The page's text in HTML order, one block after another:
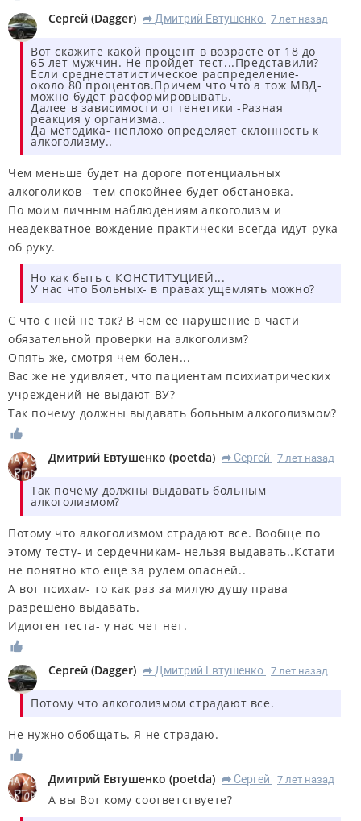
Сергей (Dagger) R Дмитрий Евтушенко 7 лет назад
Вот скажите какой процент в возрасте от 18 до
65 лет мужчин. Не пройдет тест...Представили?
Если среднестатистическое распределение-
около 80 процентов.Причем что что а тож МВД-
можно будет расформировывать.
Далее в зависимости от генетики -Разная
реакция у организма..
Да методика- неплохо определяет склонность к
алкоголизму..
Чем меньше будет на дороге потенциальных
алкоголиков - тем спокойнее будет обстановка.
По моим личным наблюдениям алкоголизм и
неадекватное вождение практически всегда идут рука
об руку.
Но как быть с КОНСТИТУЦИЕЙ...
У нас что Больных- в правах ущемлять можно?
С что с ней не так? В чем её нарушение в части
обязательной проверки на алкоголизм?
Опять же, смотря чем болен...
Вас же не удивляет, что пациентам психиатрических
учреждений не выдают ВУ?
Так почему должны выдавать больным алкоголизмом?
Дмитрий Евтушенко (poetda) R Сергей 7 лет назад
Так почему должны выдавать больным
алкоголизмом?
Потому что алкоголизмом страдают все. Вообще по
этому тесту- и сердечникам- нельзя выдавать..Кстати
не понятно кто еще за рулем опасней..
А вот психам- то как раз за милую душу права
разрешено выдавать.
Идиотен теста- у нас чет нет.
Сергей (Dagger) R Дмитрий Евтушенко 7 лет назад
Потому что алкоголизмом страдают все.
Не нужно обобщать. Я не страдаю.
Дмитрий Евтушенко (poetda) R Сергей 7 лет назад
А вы Вот кому соответствуете?